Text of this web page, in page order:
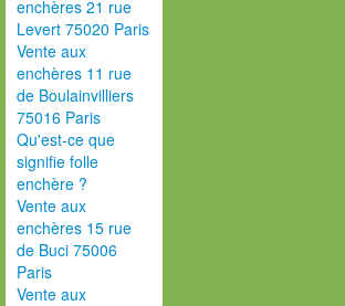
enchères 21 rue
Levert 75020 Paris
Vente aux
enchères 11 rue
de Boulainvilliers
75016 Paris
Qu'est-ce que
signifie folle
enchère ?
Vente aux
enchères 15 rue
de Buci 75006
Paris
Vente aux